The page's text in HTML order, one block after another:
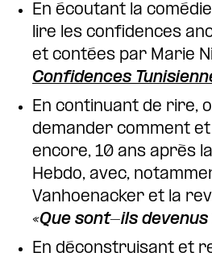
En écoutant la
lire les confidences
et contées par Marie
Confidences
En continuant de rire,
demander comment
encore, 10 ans après
Hebdo, avec,
Vanhoenacker et la
«Que sont-ils devenus
En déconstruisant et